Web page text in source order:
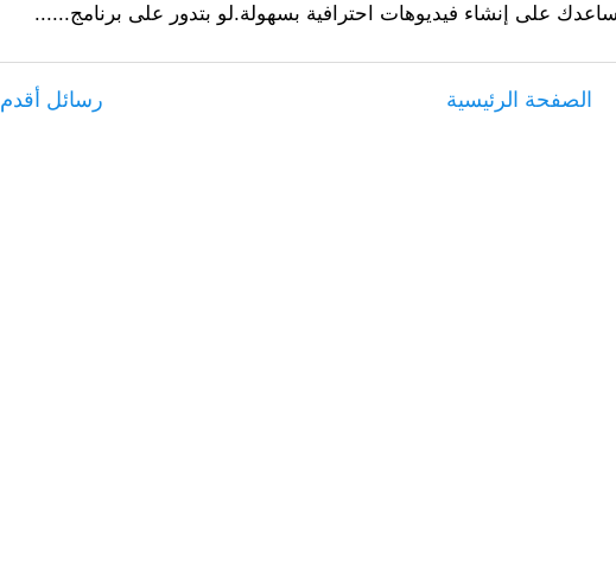
على إنشاء فيديوهات احترافية بسهولة.لو بتدور على برنامج......
رسائل أقدم الصفحة الرئيسية